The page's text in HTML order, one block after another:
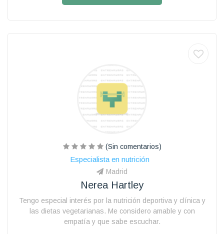
(Sin comentarios)
Especialista en nutrición
Madrid
Nerea Hartley
Tengo especial interés por la nutrición deportiva y clínica y
las dietas vegetarianas. Me considero amable y con
empatía y que sabe escuchar.